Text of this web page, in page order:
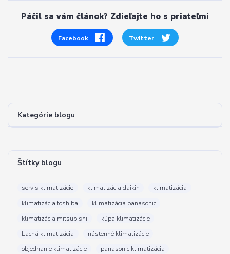
Kategórie blogu
Štítky blogu
servis klimatizácie klimatizácia daikin
klimatizácia
klimatizácia toshiba
klimatizácia panasonic
klimatizácia mitsubishi
kúpa klimatizácie
Lacná klimatizácia
nástenné klimatizácie
objednanie klimatizácie
panasonic klimatizácia
Páčil sa vám článok? Zdieľajte ho s priateľmi
Facebook Twitter